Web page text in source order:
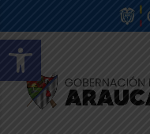
Abrir barra de herramientas